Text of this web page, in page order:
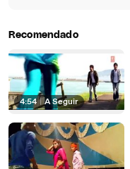
Recomendado
4:54 | A Seguir